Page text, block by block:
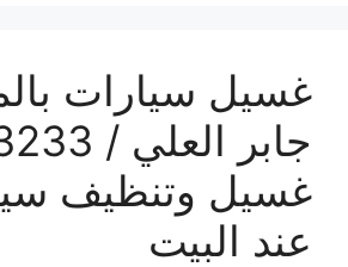
غسيل سيارات
غسيل وتنظيف
عند البيت